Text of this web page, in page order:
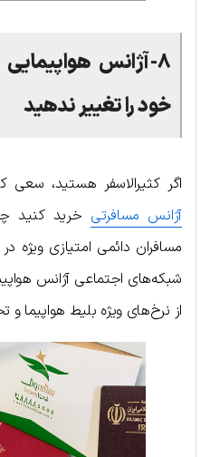
۸-آژانس
خود را تغییر ندهید
اگر کثیرالاسفر هستید،
آژانس مسافرتی خرید کنید
مسافران دائمی امتیازی
شبکه‌های اجتماعی آژانس
از نرخ‌های ویژه بلیط هواپیما و